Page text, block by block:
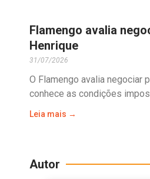
Flamengo avalia
Henrique
31/07/2026
O Flamengo avalia negociar
conhece as condições
Leia mais →
Autor